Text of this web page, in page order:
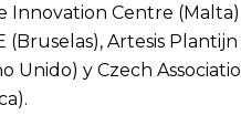
Centre
Artesis Plantijn
Unido) y Czech